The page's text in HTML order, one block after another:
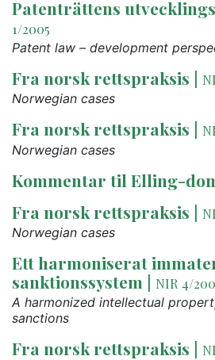
Patenträttens
1/2005
Patent law – development
Fra norsk rettspraksis |
Norwegian cases
Fra norsk rettspraksis |
Norwegian cases
Kommentar til Elling-
Fra norsk rettspraksis |
Norwegian cases
Ett harmoniserat
sanktionssystem | NIR 4/
A harmonized intellectual
sanctions
Fra norsk rettspraksis |